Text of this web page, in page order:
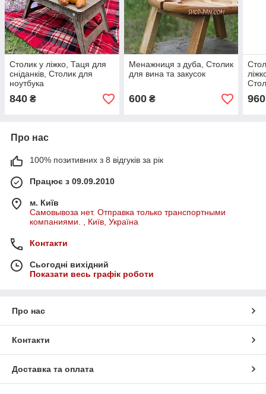
Столик у ліжко, Таця для
сніданків, Столик для
ноутбука
840 ₴
Менажниця з дуба, Столик
для вина та закусок
600₴ 960
Про нас
100% позитивних з 8 відгуків за рік
Працює з 09.09.2010
м. Київ
Самовывоза нет. Отправка только транспортными
компаниями. , Київ, Україна
Контакти
Сьогодні вихідний
Показати весь графік роботи
Про нас
Контакти
Доставка та оплата